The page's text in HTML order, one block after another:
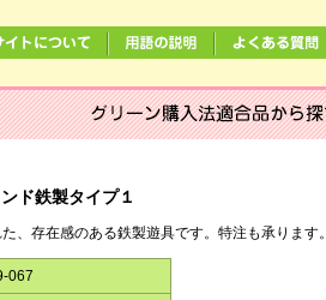
タランド鉄製タイプ１
、存在感のある鉄製遊具です。特注も承ります。
067